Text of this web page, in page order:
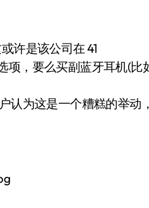
许是该公司在 41
项，要么买副蓝牙耳机(比
认为这是一个糟糕的举动